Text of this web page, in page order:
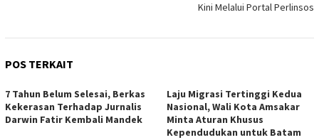
Kini Melalui Portal Perlinsos
POS TERKAIT
7 Tahun Belum Selesai, Berkas
Kekerasan Terhadap Jurnalis
Darwin Fatir Kembali Mandek
Laju Migrasi Tertinggi Kedua
Nasional, Wali Kota Amsakar
Minta Aturan Khusus
Kependudukan untuk Batam